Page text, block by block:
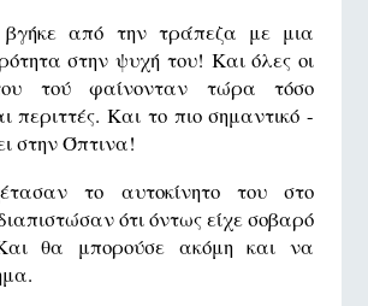
από την τράπεζα με μια
στην ψυχή του! Και όλες οι
τού φαίνονταν τώρα τόσο
περιττές. Και το πιο σημαντικό -
στην Όπτινα!
το αυτοκίνητο του στο
ότι όντως είχε σοβαρό
θα μπορούσε ακόμη και να